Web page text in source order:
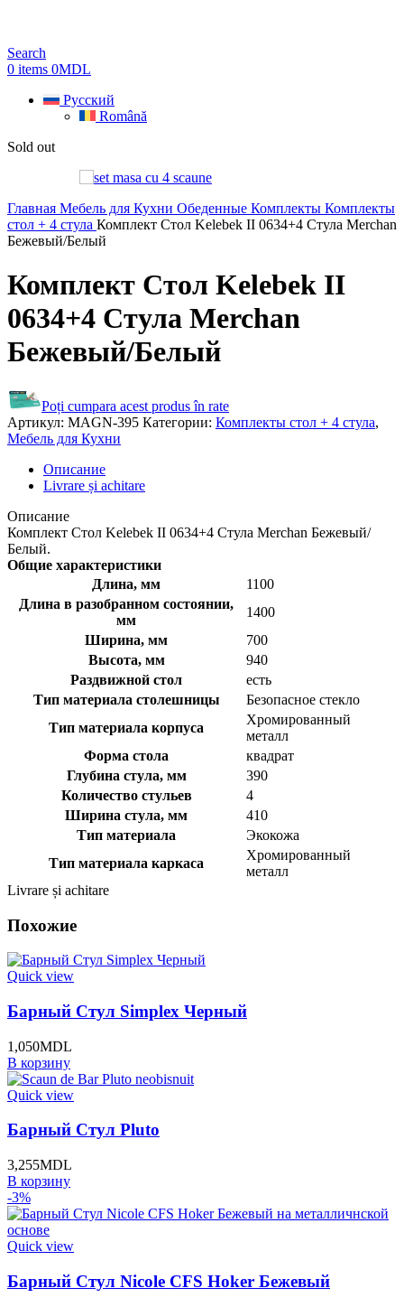
Search
0 items 0MDL
Русский
Română
Sold out
Главная Мебель для Кухни Обеденные Комплекты Комплекты
стол + 4 стула Комплект Стол Kelebek II 0634+4 Стула Merchan
Бежевый/Белый
Комплект Стол Kelebek II
0634+4 Стула Merchan
Бежевый/Белый
Poți cumpara acest produs în rate
Артикул: MAGN-395 Категории: Комплекты стол + 4 стула,
Мебель для Кухни
Описание
Livrare și achitare
Описание
Комплект Стол Kelebek II 0634+4 Стула Merchan Бежевый/
Белый.
Общие характеристики
Длина, мм
1100
Длина в разобранном состоянии,
мм
1400
Ширина, мм
700
Высота, мм
940
Раздвижной стол
есть
Тип материала столешницы
Безопасное стекло
Тип материала корпуса
Хромированный
металл
Форма стола
квадрат
Глубина стула, мм
390
Количество стульев
4
Ширина стула, мм
410
Тип материала
Экокожа
Тип материала каркаса
Хромированный
металл
Livrare și achitare
Похожие
Quick view
Барный Стул Simplex Черный
1,050MDL
В корзину
Quick view
Барный Стул Pluto
3,255MDL
В корзину
-3%
Quick view
Барный Стул Nicole CFS Hoker Бежевый